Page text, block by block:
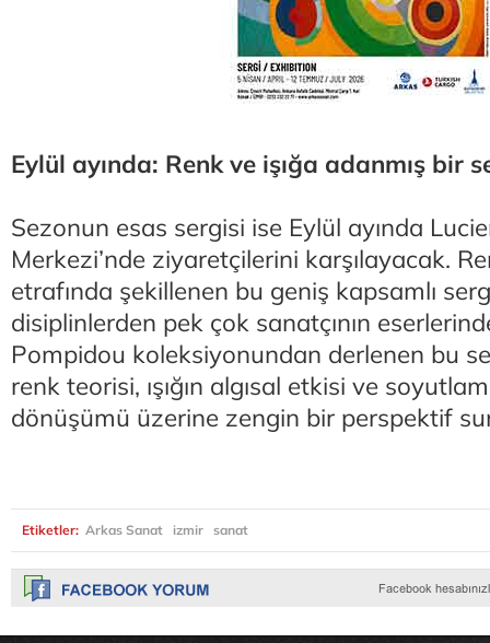
Eylül ayında: Renk ve işığa adanmış bir
Sezonun esas sergisi ise Eylül ayında
Merkezi’nde ziyaretçilerini karşılayacak.
etrafında şekillenen bu geniş kapsamlı
disiplinlerden pek çok sanatçının
Pompidou koleksiyonundan derlenen bu
renk teorisi, ışığın algısal etkisi ve
dönüşümü üzerine zengin bir perspektif
Etiketler: Arkas Sanat izmir sanat